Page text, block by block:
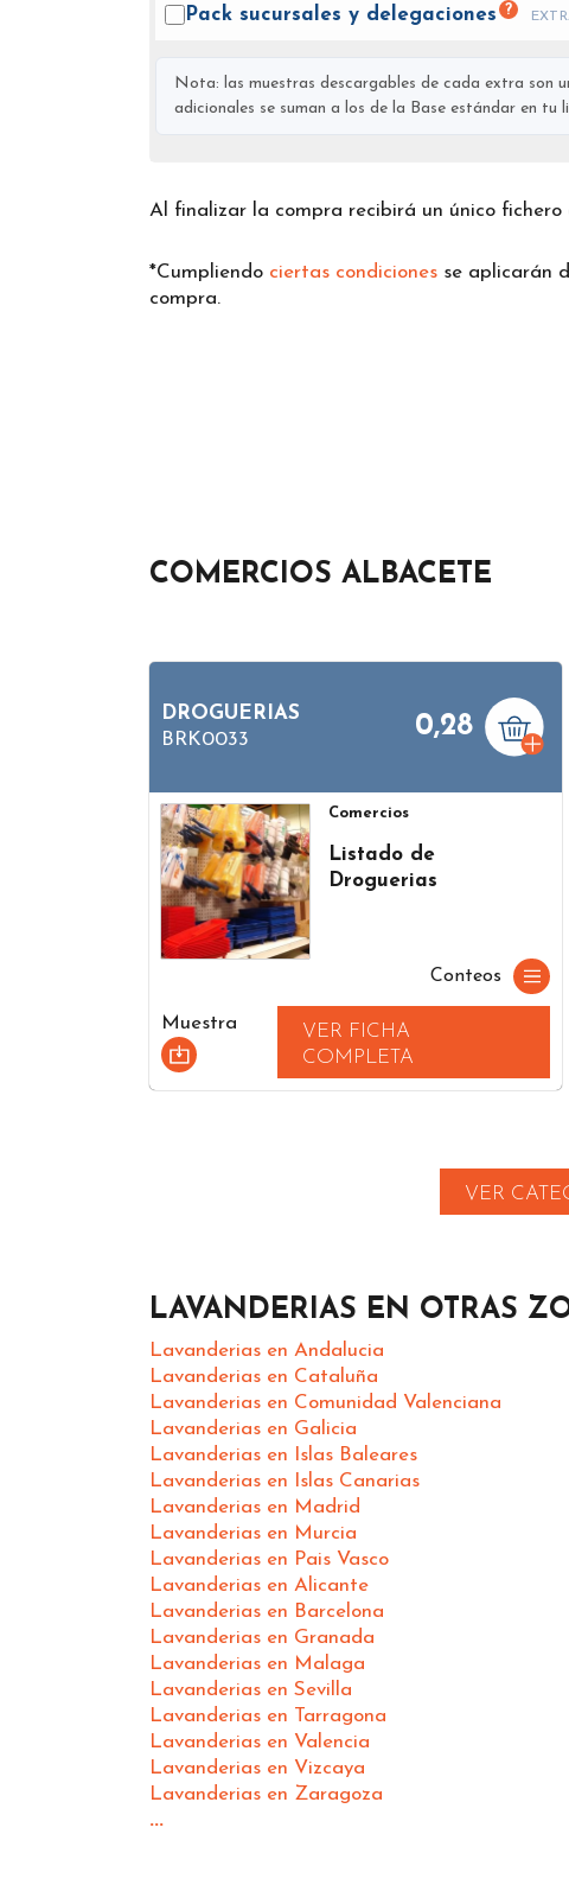
Pack sucursales y delegaciones ?
Nota: las muestras descargables de cada extra son
adicionales se suman a los de la Base estándar en tu
Al finalizar la compra recibirá un único
*Cumpliendo ciertas condiciones se aplicarán
compra.
COMERCIOS ALBACETE
DROGUERIAS
BRK0033
0,28
Comercios
Listado de
Droguerias
Conteos
Muestra
VER FICHA
COMPLETA
VER
LAVANDERIAS EN OTRAS
Lavanderias en Andalucia
Lavanderias en Cataluña
Lavanderias en Comunidad Valenciana
Lavanderias en Galicia
Lavanderias en Islas Baleares
Lavanderias en Islas Canarias
Lavanderias en Madrid
Lavanderias en Murcia
Lavanderias en Pais Vasco
Lavanderias en Alicante
Lavanderias en Barcelona
Lavanderias en Granada
Lavanderias en Malaga
Lavanderias en Sevilla
Lavanderias en Tarragona
Lavanderias en Valencia
Lavanderias en Vizcaya
Lavanderias en Zaragoza
...